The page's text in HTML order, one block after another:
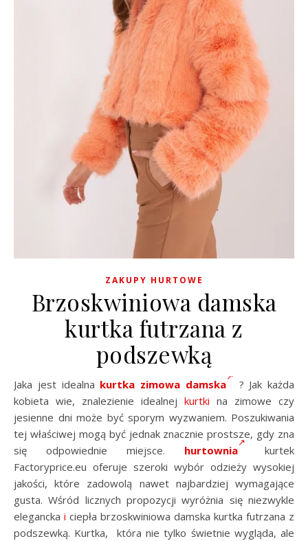
ZAKUPY HURTOWE
Brzoskwiniowa damska
kurtka futrzana z
podszewką
Jaka jest idealna kurtka zimowa damska
? Jak każda
kobieta wie, znalezienie idealnej kurtki na zimowe czy
jesienne dni może być sporym wyzwaniem. Poszukiwania
tej właściwej mogą być jednak znacznie prostsze, gdy zna
się odpowiednie miejsce. hurtownia
kurtek
Factoryprice.eu oferuje szeroki wybór odzieży wysokiej
jakości, które zadowolą nawet najbardziej wymagające
gusta. Wśród licznych propozycji wyróżnia się niezwykle
elegancka i ciepła brzoskwiniowa damska kurtka futrzana z
podszewką. Kurtka, która nie tylko świetnie wygląda, ale